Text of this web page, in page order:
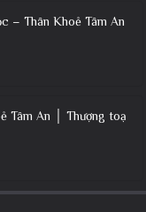
– Thân Khoẻ Tâm An
Tâm An │ Thượng toạ